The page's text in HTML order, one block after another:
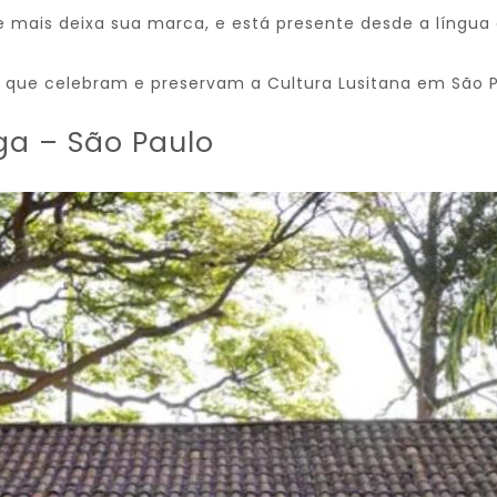
mais deixa sua marca, e está presente desde a
celebram e preservam a Cultura Lusitana em São
– São Paulo